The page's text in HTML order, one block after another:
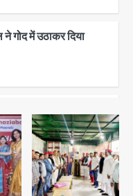
गोद में उठाकर दिया
नागरिक सेंट्रल जिला
फूलप्रूफ सुरक्षा को लेकर